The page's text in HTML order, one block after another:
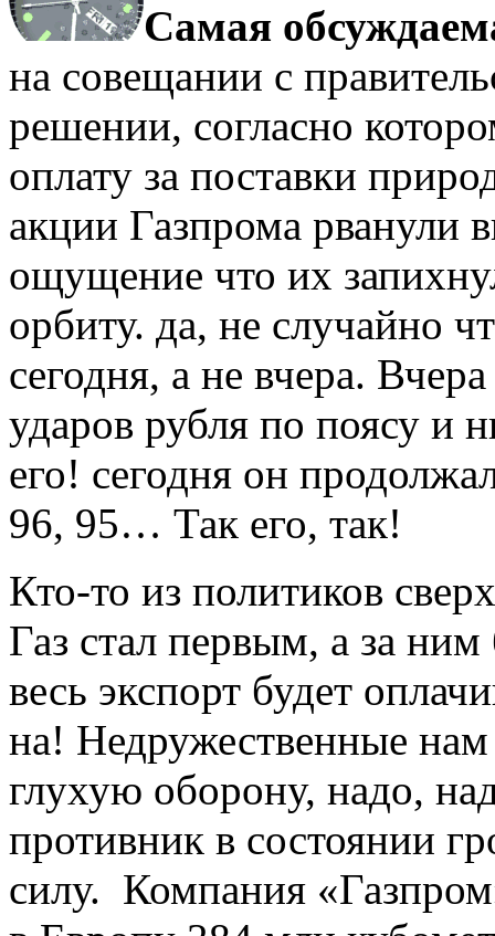
Самая
на совещании с
решении, согласно
оплату за поставки
акции Газпрома рванули
ощущение что их
орбиту. да, не случайно
сегодня, а не вчера.
ударов рубля по поясу
его! сегодня он
96, 95… Так его, так!
Кто-то из политиков
Газ стал первым, а за
весь экспорт будет
на! Недружественные
глухую оборону, надо,
противник в состоянии
силу. Компания